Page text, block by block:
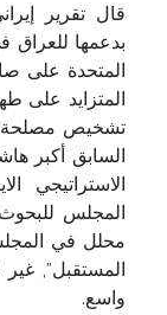
قال تقرير
بدعمها
المتحدة على
المتزايد
تشخيص مصلحة
السابق أكبر
الاستراتيجي
المجلس
محلل في
المستقبل”,
واسع.